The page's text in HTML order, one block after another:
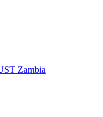
Zambia